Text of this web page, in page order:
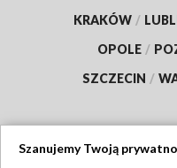
KRAKÓW /
OPOLE /
SZCZECIN /
Szanujemy Twoją